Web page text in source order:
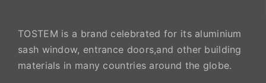
TOSTEM is a brand celebrated for its aluminium
sash window, entrance doors,and other building
materials in many countries around the globe.